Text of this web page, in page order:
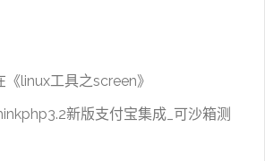
《linux工具之screen》
新版支付宝集成_可沙箱测